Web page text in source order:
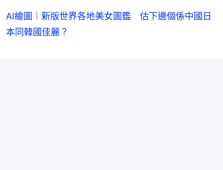
AI繪圖｜新版世界各地美女圖鑑 估下邊個係中國日
本同韓國佳麗？